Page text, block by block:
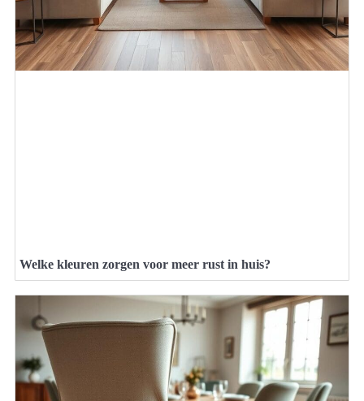
Welke kleuren zorgen voor meer rust in huis?